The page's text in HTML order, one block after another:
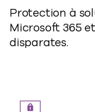
Protection à
Microsoft 365
disparates.